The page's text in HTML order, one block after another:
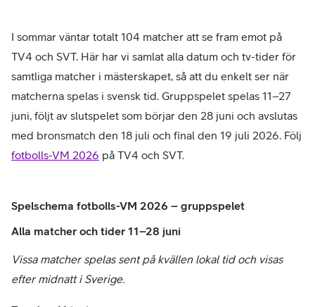
I sommar väntar totalt 104 matcher att se fram emot på
TV4 och SVT. Här har vi samlat alla datum och tv-tider för
samtliga matcher i mästerskapet, så att du enkelt ser när
matcherna spelas i svensk tid. Gruppspelet spelas 11–27
juni, följt av slutspelet som börjar den 28 juni och avslutas
med bronsmatch den 18 juli och final den 19 juli 2026. Följ
fotbolls-VM 2026 på TV4 och SVT.
Spelschema fotbolls-VM 2026 – gruppspelet
Alla matcher och tider 11–28 juni
Vissa matcher spelas sent på kvällen lokal tid och visas
efter midnatt i Sverige.